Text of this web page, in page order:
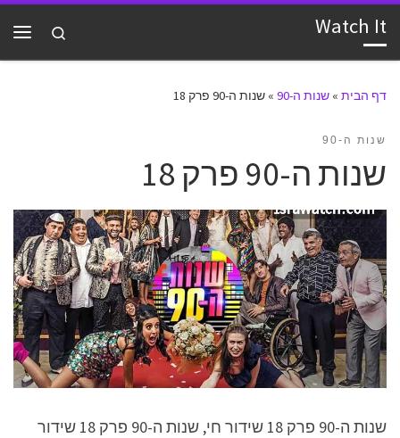
דלג לתוכן Watch It
Search
דף הבית » שנות ה-90 » שנות ה-90 פרק 18
שנות ה-90
שנות ה-90 פרק 18
שנות ה-90 פרק 18 שידור חי, שנות ה-90 פרק 18 שידור